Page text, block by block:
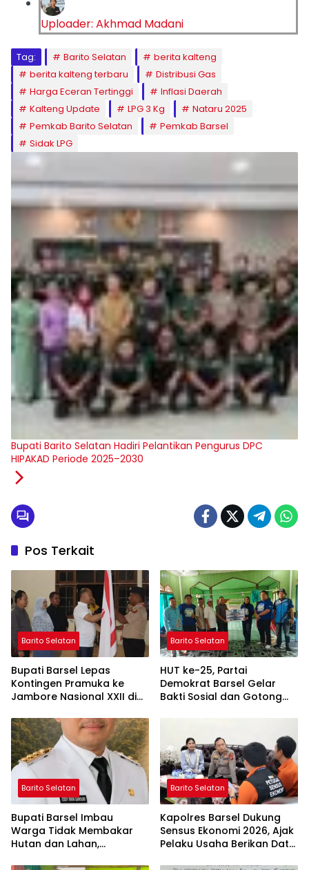
Uploader: Akhmad Madani
Tag: Barito Selatan
berita kalteng
berita kalteng terbaru
Distribusi Gas
Harga Eceran Tertinggi
Inflasi Daerah
Kalteng Update
LPG 3 Kg
Nataru 2025
Pemkab Barito Selatan
Pemkab Barsel
Sidak LPG
Bupati Barito Selatan Hadiri Pelantikan Pengurus DPC
HIPAKAD Periode 2025–2030
Pos Terkait
Barito Selatan
Bupati Barsel Lepas
Kontingen Pramuka ke
Jambore Nasional XXII di
Barito Selatan
HUT ke-25, Partai
Demokrat Barsel Gelar
Bakti Sosial dan Gotong
Ashfiya
Barito Selatan
Bupati Barsel Imbau
Warga Tidak Membakar
Hutan dan Lahan,
Barito Selatan
Kapolres Barsel Dukung
Sensus Ekonomi 2026, Ajak
Pelaku Usaha Berikan Data